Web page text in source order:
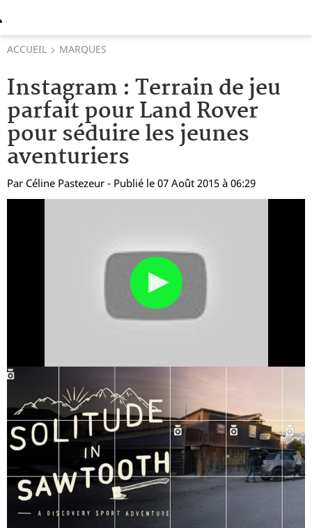
ACCUEIL MARQUES
Instagram : Terrain de jeu
parfait pour Land Rover
pour séduire les jeunes
aventuriers
Par Céline Pastezeur - Publié le 07 Août 2015 à 06:29